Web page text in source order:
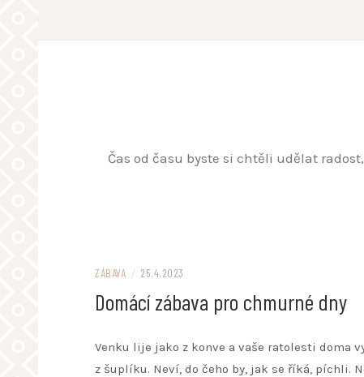
Čas od času byste si chtěli udělat
ZÁBAVA / 25.4.2023
Domácí zábava pro chmurné dny
Venku lije jako z konve a vaše ratolesti doma
z šuplíku. Neví, do čeho by, jak se říká, píchli.